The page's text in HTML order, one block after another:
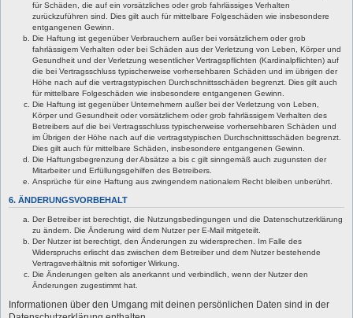
für Schäden, die auf ein vorsätzliches oder grob fahrlässiges Verhalten
zurückzuführen sind. Dies gilt auch für mittelbare Folgeschäden wie insbesondere
entgangenen Gewinn.
Die Haftung ist gegenüber Verbrauchern außer bei vorsätzlichem oder grob
fahrlässigem Verhalten oder bei Schäden aus der Verletzung von Leben, Körper und
Gesundheit und der Verletzung wesentlicher Vertragspflichten (Kardinalpflichten) auf
die bei Vertragsschluss typischerweise vorhersehbaren Schäden und im übrigen der
Höhe nach auf die vertragstypischen Durchschnittsschäden begrenzt. Dies gilt auch
für mittelbare Folgeschäden wie insbesondere entgangenen Gewinn.
Die Haftung ist gegenüber Unternehmern außer bei der Verletzung von Leben,
Körper und Gesundheit oder vorsätzlichem oder grob fahrlässigem Verhalten des
Betreibers auf die bei Vertragsschluss typischerweise vorhersehbaren Schäden und
im Übrigen der Höhe nach auf die vertragstypischen Durchschnittsschäden begrenzt.
Dies gilt auch für mittelbare Schäden, insbesondere entgangenen Gewinn.
Die Haftungsbegrenzung der Absätze a bis c gilt sinngemäß auch zugunsten der
Mitarbeiter und Erfüllungsgehilfen des Betreibers.
Ansprüche für eine Haftung aus zwingendem nationalem Recht bleiben unberührt.
6. ÄNDERUNGSVORBEHALT
Der Betreiber ist berechtigt, die Nutzungsbedingungen und die Datenschutzerklärung
zu ändern. Die Änderung wird dem Nutzer per E-Mail mitgeteilt.
Der Nutzer ist berechtigt, den Änderungen zu widersprechen. Im Falle des
Widerspruchs erlischt das zwischen dem Betreiber und dem Nutzer bestehende
Vertragsverhältnis mit sofortiger Wirkung.
Die Änderungen gelten als anerkannt und verbindlich, wenn der Nutzer den
Änderungen zugestimmt hat.
Informationen über den Umgang mit deinen persönlichen Daten sind in der